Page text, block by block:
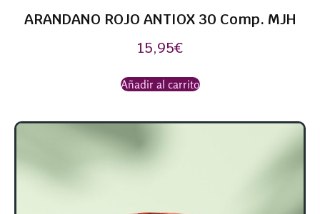
ARANDANO ROJO ANTIOX 30 Comp. MJH
15,95€
Añadir al carrito